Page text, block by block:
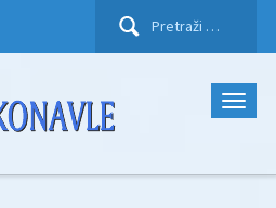
Pretraži: